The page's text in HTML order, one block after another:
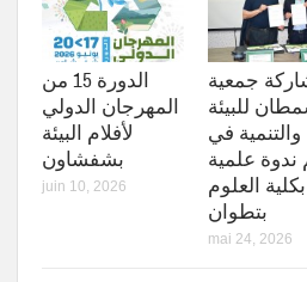
الدورة 15 من
المهرجان الدولي
لأفلام البيئة
بشفشاون
juin 10, 2026
جمعية
للبيئة
والتنمية في
ندوة علمية
بكلية العلوم
بتطوان
mai 24, 2026